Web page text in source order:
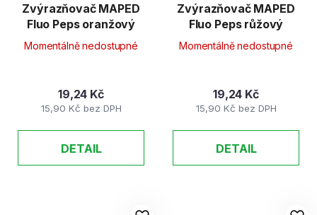
Zvýrazňovač MAPED
Fluo Peps oranžový
Momentálně nedostupné
15,90 Kč bez DPH
19,24 Kč
DETAIL
Zvýrazňovač MAPED
Fluo Peps růžový
Momentálně nedostupné
15,90 Kč bez DPH
19,24 Kč
DETAIL